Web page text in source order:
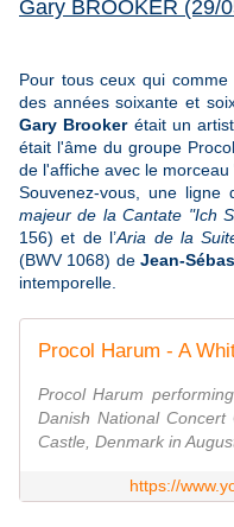
Gary BROOKER (29/
Pour tous ceux qui
des années soixante et
Gary Brookerétait un
était l'âme du groupe
de l'affiche avec le morceau
Souvenez-vous, une ligne
majeur de la Cantate "Ich
156) et de l’Aria de la
(BWV 1068) deJean-
intemporelle.
Procol Harum
Danish National
Castle, Denmark in
https://